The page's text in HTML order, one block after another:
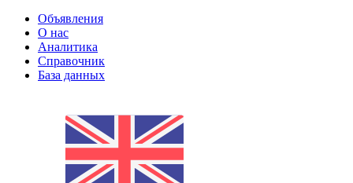
Объявления
О нас
Аналитика
Справочник
База данных